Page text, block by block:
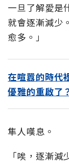
一旦了解愛是
就會逐漸減少
愈多。」
在喧囂的時代
優雅的重啟了
隼人嘆息。
「唉，逐漸減